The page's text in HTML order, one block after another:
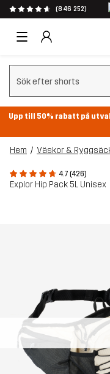
(846 252)
Rensa sök
Upp till 50% rabatt på
Hem Väskor &
4.7 (426)
Explor Hip Pack 5L Unisex